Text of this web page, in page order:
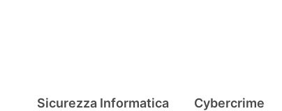
Sicurezza Informatica Cybercrime